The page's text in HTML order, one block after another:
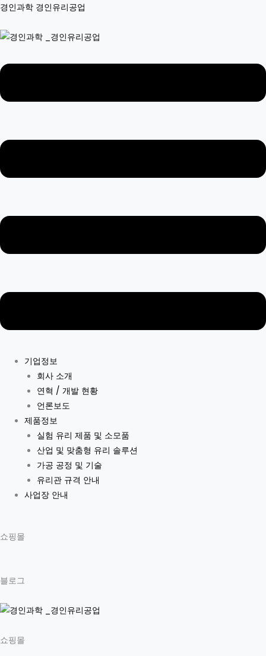
콘
츠
건
뛰
경인과학 경인유리공업
Menu
기업정보
회사 소개
연혁 / 개발 현황
언론보도
제품정보
실험 유리 제품 및 소모품
산업 및 맞춤형 유리 솔루션
가공 공정 및 기술
유리관 규격 안내
사업장 안내
쇼핑몰
블로그
쇼핑몰
Menu
Menu